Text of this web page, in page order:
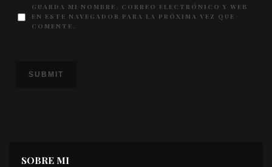
GUARDA MI NOMBRE, CORREO ELECTRÓNICO Y WEB
EN ESTE NAVEGADOR PARA LA PRÓXIMA VEZ QUE
COMENTE.
SOBRE MI